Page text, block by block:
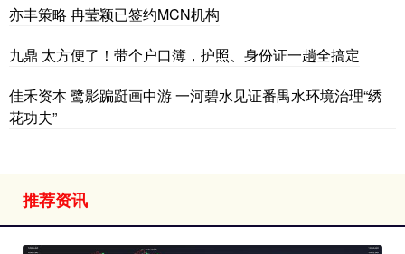
亦丰策略 冉莹颖已签约MCN机构
九鼎 太方便了！带个户口簿，护照、身份证一趟全搞定
佳禾资本 鹭影蹁跹画中游 一河碧水见证番禺水环境治理“绣
花功夫”
推荐资讯